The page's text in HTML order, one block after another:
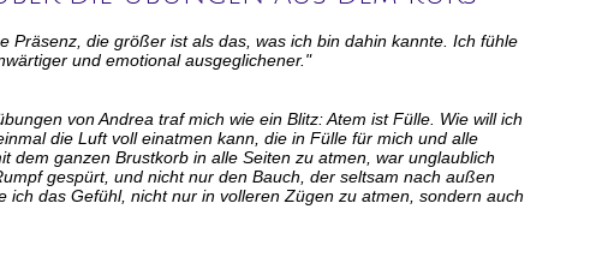
Präsenz, die größer ist als das, was ich bin dahin kannte. Ich fühle
und emotional ausgeglichener."
von Andrea traf mich wie ein Blitz: Atem ist Fülle. Wie will ich
die Luft voll einatmen kann, die in Fülle für mich und alle
dem ganzen Brustkorb in alle Seiten zu atmen, war unglaublich
gespürt, und nicht nur den Bauch, der seltsam nach außen
ich das Gefühl, nicht nur in volleren Zügen zu atmen, sondern auch